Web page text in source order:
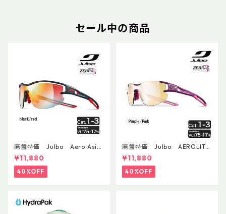
セール中の商品
廃盤特価 Julbo Aero Asia
nFit
¥11,880
40%OFF
廃盤特価 Julbo AEROLITE
AsianFit
¥11,880
40%OFF